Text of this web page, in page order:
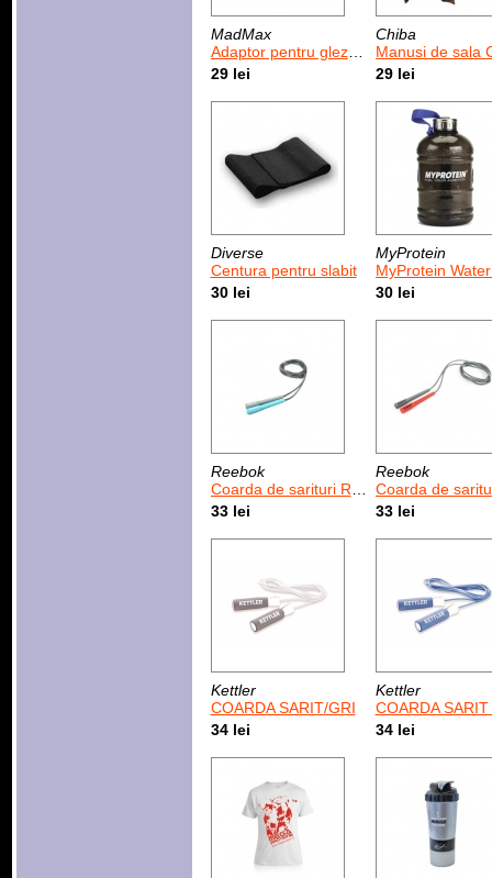
MadMax
Adaptor pentru glezna MadMax System Black/ Green (MFA-300)
29 lei
Chiba
Manusi de sala Chiba
29 lei
Diverse
Centura pentru slabit
30 lei
MyProtein
MyProtein Water Bottle
30 lei
Reebok
Coarda de sarituri Reebok Speed Rope Blue 300 cm
33 lei
Reebok
Coarda de sarituri Reebok Speed Rope
33 lei
Kettler
COARDA SARIT/GRI
34 lei
Kettler
COARDA SARIT
34 lei